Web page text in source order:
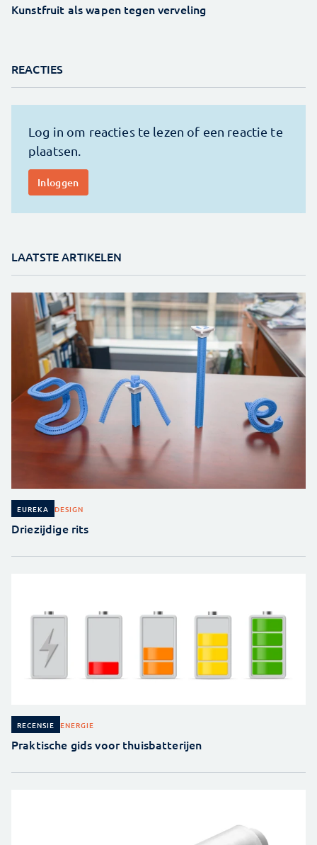
Kunstfruit als wapen tegen verveling
REACTIES
LAATSTE ARTIKELEN
EUREKA DESIGN
Driezijdige rits
RECENSIE ENERGIE
Praktische gids voor thuisbatterijen